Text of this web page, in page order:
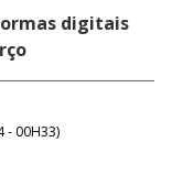
digitais
- 00H33)